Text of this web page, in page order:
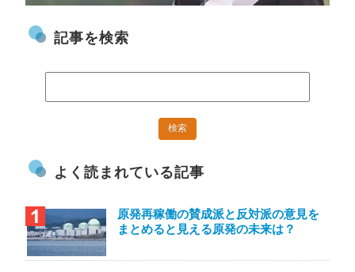
記事を検索
よく読まれている記事
原発再稼働の賛成派と反対派の意見を
まとめると見える原発の未来は？